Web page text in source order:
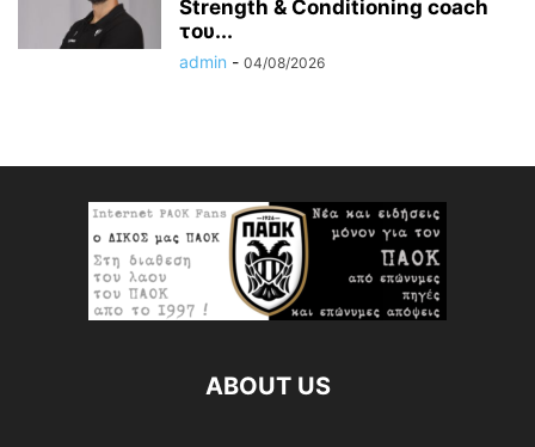
Strength & Conditioning coach
του...
admin - 04/08/2026
ABOUT US